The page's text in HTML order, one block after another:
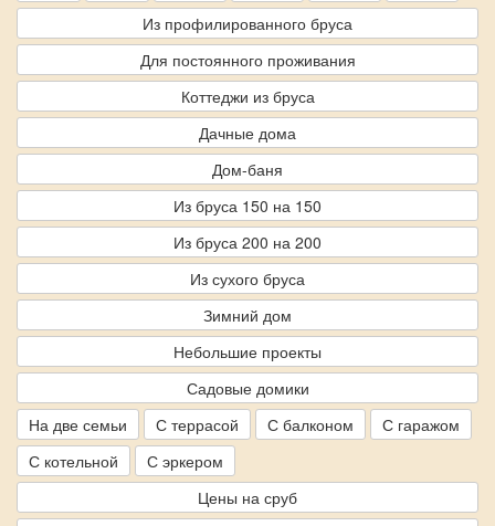
Из профилированного бруса
Для постоянного проживания
Коттеджи из бруса
Дачные дома
Дом-баня
Из бруса 150 на 150
Из бруса 200 на 200
Из сухого бруса
Зимний дом
Небольшие проекты
Садовые домики
На две семьи
С террасой С балконом
С гаражом
С котельной
С эркером
Цены на сруб